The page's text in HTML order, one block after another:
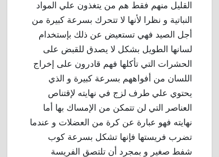
القليل منهم فقط هم من يتغذون علي المواد
النباتية و نظرا لأنها لا تتحرك بسرعة كبيرة من
أجل الصيد فهي تستعيض عن ذلك بإستخدام
لسانها الطويل بشكل لا يصدق للقبض على
الحشرات التي تأكلها فهم قادرون على إخراج
اللسان من أفواههم بسرعة كبيرة و الذي
يحتوي علي طرف لزج في نهايته لإقتناص
العناصر التي لن تتمكن من الإمساك بها أما
نهايته فهو عبارة عن كرة من العضلات و عندما
تضرب فريستها فإنها تشكل بسرعة كوب
شفط صغير و بمجرد أن تلتصق الفريسة